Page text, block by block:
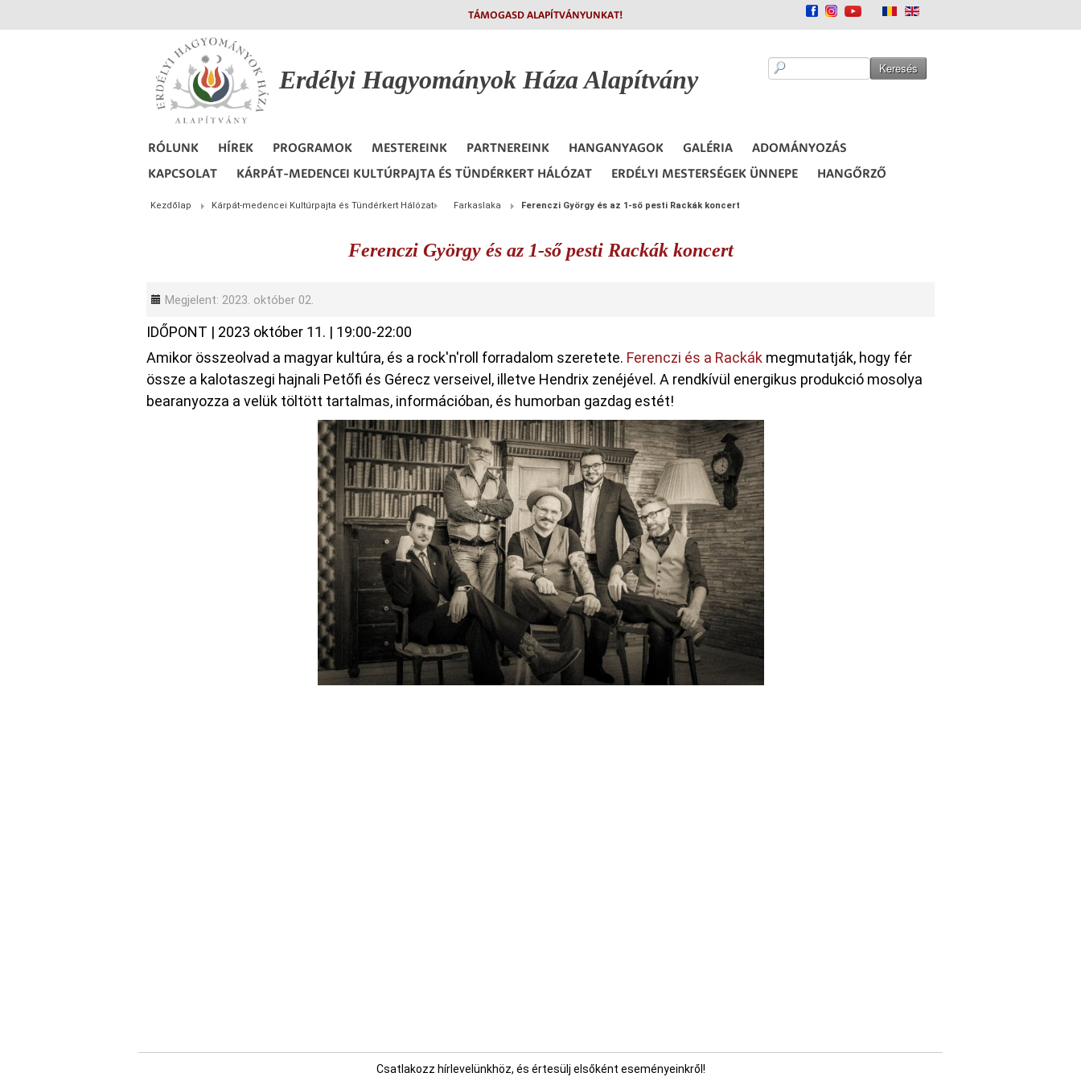
TÁMOGASD ALAPÍTVÁNYUNKAT!
Erdélyi Hagyományok Háza Alapítvány
RÓLUNK HÍREK PROGRAMOK MESTEREINK PARTNEREINK HANGANYAGOK GALÉRIA
ADOMÁNYOZÁS
KAPCSOLAT
KÁRPÁT-MEDENCEI KULTÚRPAJTA ÉS TÜNDÉRKERT HÁLÓZAT ERDÉLYI MESTERSÉGEK ÜNNEPE HANGŐRZŐ
Kezdőlap Kárpát-medencei Kultúrpajta és Tündérkert Hálózat Farkaslaka Ferenczi György és az 1-ső pesti Rackák koncert
Ferenczi György és az 1-ső pesti Rackák koncert
Megjelent: 2023. október 02.
IDŐPONT | 2023 október 11. | 19:00-22:00
Amikor összeolvad a magyar kultúra, és a rock'n'roll forradalom szeretete. Ferenczi és a Rackák megmutatják, hogy fér
össze a kalotaszegi hajnali Petőfi és Gérecz verseivel, illetve Hendrix zenéjével. A rendkívül energikus produkció mosolya
bearanyozza a velük töltött tartalmas, információban, és humorban gazdag estét!
Csatlakozz hírlevelünkhöz, és értesülj elsőként eseményeinkről!